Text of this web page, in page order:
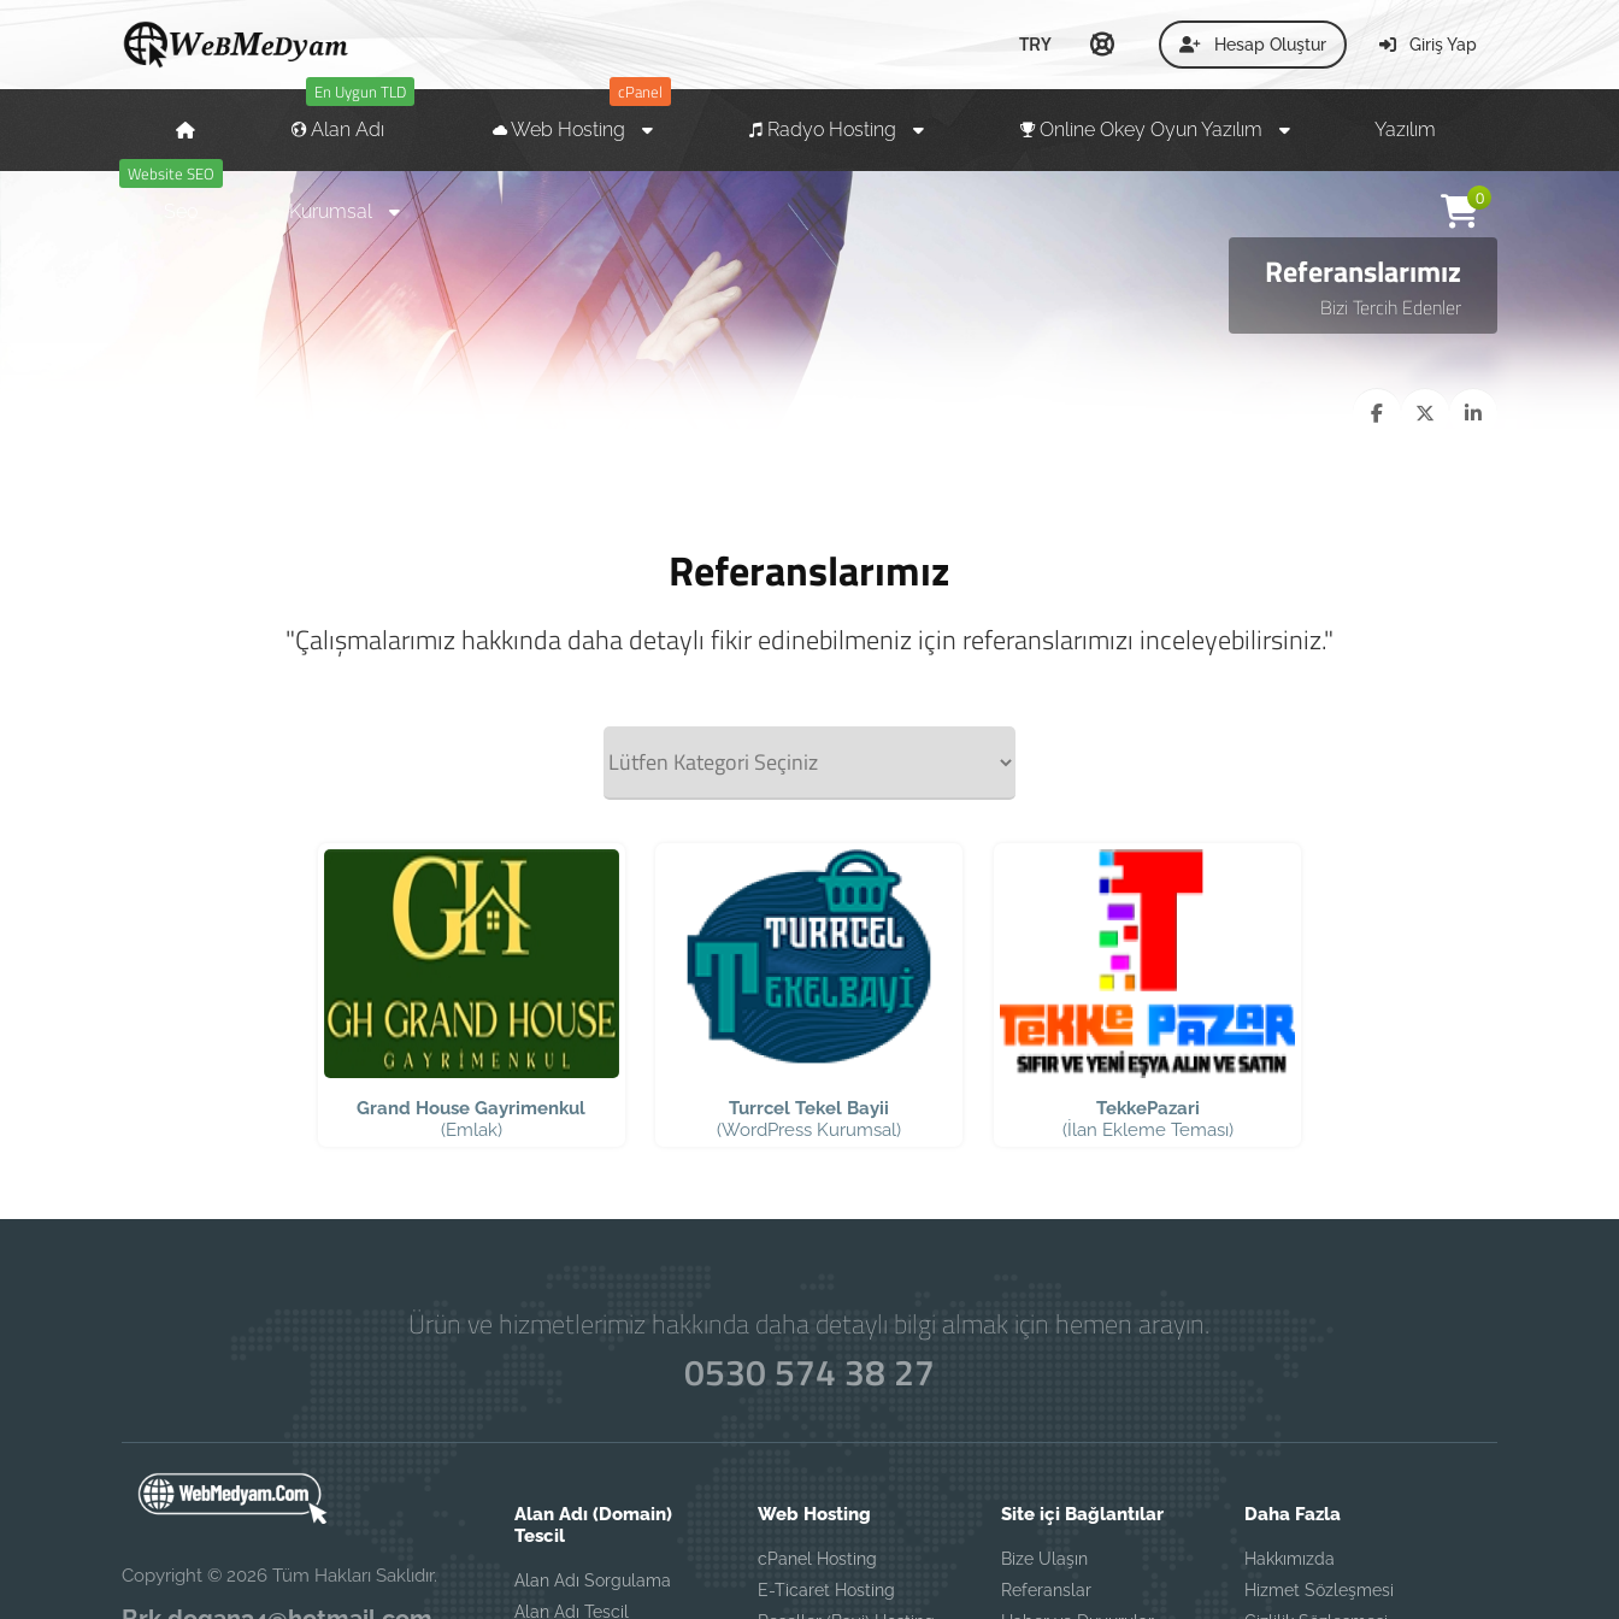
Giriş Yap
Hesap Oluştur
TRY
En Uygun TLD
Alan Adı
cPanel
Web Hosting Radyo Hosting Online Okey Oyun Yazılım Yazılım
Website SEO
Kurumsal
0
Referanslarımız
Bizi Tercih Edenler
Referanslarımız
"Çalışmalarımız hakkında daha detaylı fikir edinebilmeniz için referanslarımızı inceleyebilirsiniz."
Grand House Gayrimenkul
(Emlak)
Turrcel Tekel Bayii
(WordPress Kurumsal)
TekkePazari
(İlan Ekleme Teması)
Ürün ve hizmetlerimiz hakkında daha detaylı bilgi almak için hemen arayın.
0530 574 38 27
Copyright © 2026 Tüm Hakları Saklıdır.
Alan Adı (Domain)
Tescil
Alan Adı Sorgulama
Alan Adı Tescil
Web Hosting
cPanel Hosting
E-Ticaret Hosting
Site içi Bağlantılar
Bize Ulaşın
Referanslar
Daha Fazla
Hakkımızda
Hizmet Sözleşmesi